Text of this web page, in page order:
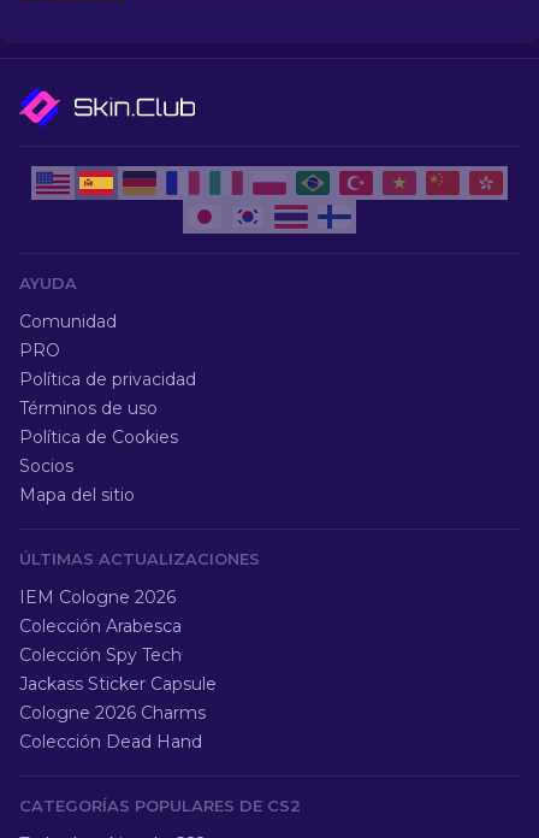
AYUDA
Comunidad
PRO
Política de privacidad
Términos de uso
Política de Cookies
Socios
Mapa del sitio
ÚLTIMAS ACTUALIZACIONES
IEM Cologne 2026
Colección Arabesca
Colección Spy Tech
Jackass Sticker Capsule
Cologne 2026 Charms
Colección Dead Hand
CATEGORÍAS POPULARES DE CS2